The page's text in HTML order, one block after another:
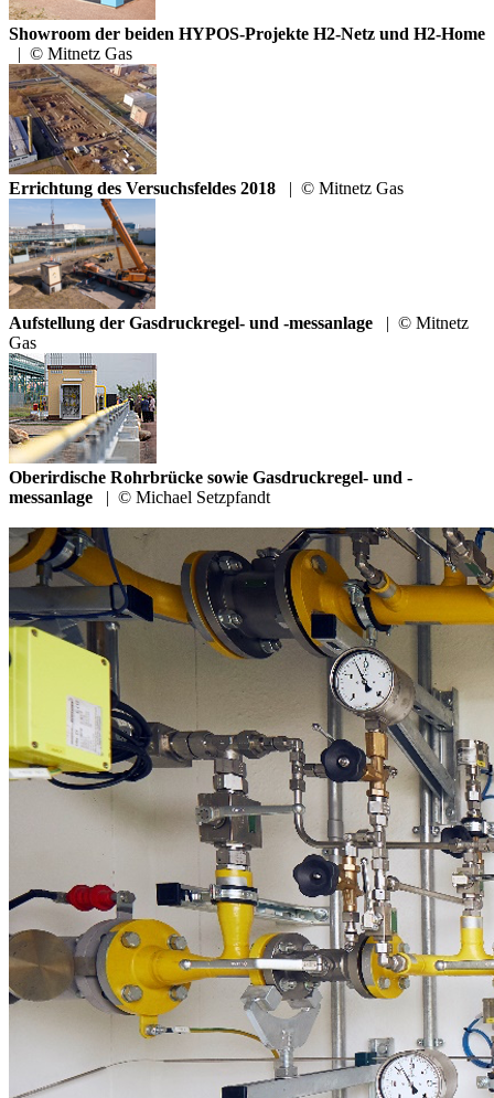
Showroom der beiden HYPOS-Projekte H2-Netz und H2-Home
| © Mitnetz Gas
Errichtung des Versuchsfeldes 2018 | © Mitnetz Gas
Aufstellung der Gasdruckregel- und -messanlage | © Mitnetz
Gas
Oberirdische Rohrbrücke sowie Gasdruckregel- und -
messanlage | © Michael Setzpfandt